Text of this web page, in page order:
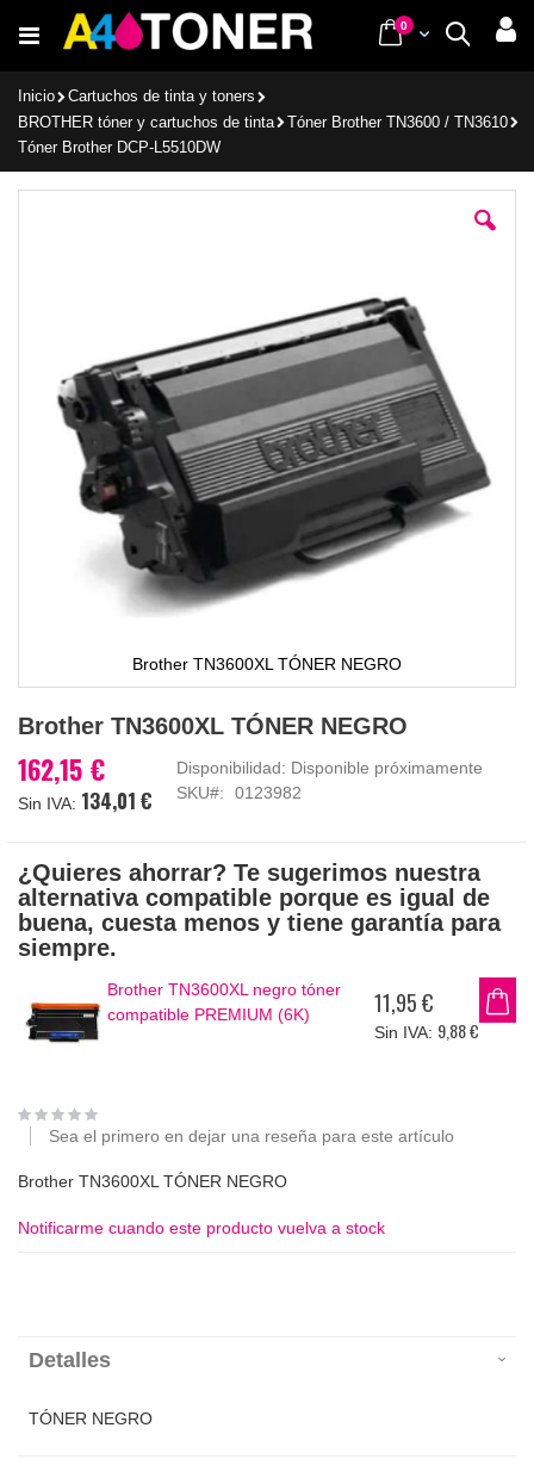
al
Buscar
Cart
0items
Inicio
Cartuchos de tinta y toners
BROTHER tóner y cartuchos de tinta
Tóner Brother TN3600 / TN3610
Tóner Brother DCP-L5510DW
imágenes
Brother TN3600XL TÓNER NEGRO
al
de
la
imágenes
Brother TN3600XL TÓNER NEGRO
162,15 €
134,01 €
Disponibilidad: Disponible próximamente
SKU
0123982
¿Quieres ahorrar? Te sugerimos nuestra
alternativa compatible porque es igual de
buena, cuesta menos y tiene garantía para
siempre.
Brother TN3600XL negro tóner
compatible PREMIUM (6K)
11,95 €
9,88 €
Sea el primero en dejar una reseña para este artículo
Brother TN3600XL TÓNER NEGRO
Notificarme cuando este producto vuelva a stock
Detalles
TÓNER NEGRO